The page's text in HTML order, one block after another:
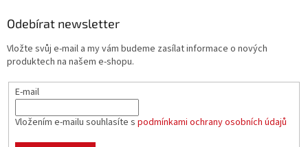
Odebírat newsletter
Vložte svůj e-mail a my vám budeme zasílat informace o nových
produktech na našem e-shopu.
E-mail
Vložením e-mailu souhlasíte s podmínkami ochrany osobních údajů